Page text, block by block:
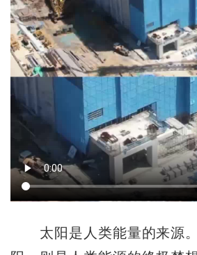
太阳是人类能量的来源。